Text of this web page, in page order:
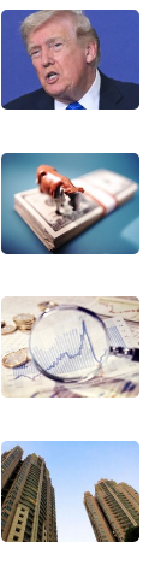
罗斯基金
，清仓了
了152只
仓的股票
股，其中
、亚马
等。
多的是亿
球第二大